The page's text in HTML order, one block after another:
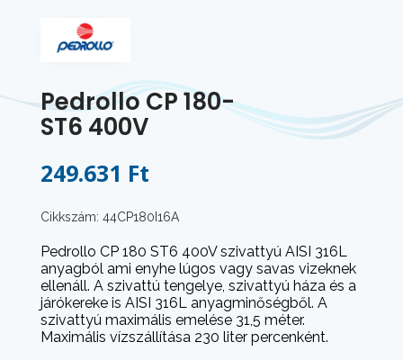
Pedrollo CP 180-
ST6 400V
249.631 Ft
Cikkszám: 44CP180I16A
Pedrollo CP 180 ST6 400V szivattyú AISI 316L
anyagból ami enyhe lúgos vagy savas vizeknek
ellenáll. A szivattú tengelye, szivattyú háza és a
járókereke is AISI 316L anyagminőségből. A
szivattyú maximális emelése 31,5 méter.
Maximális vízszállítása 230 liter percenként.